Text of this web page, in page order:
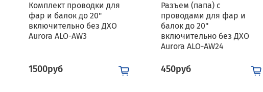
Комплект проводки для
фар и балок до 20"
включительно без ДХО
Aurora ALO-AW3
1500руб
Разъем (папа) с
проводами для фар и
балок до 20"
включительно без ДХО
Aurora ALO-AW24
450руб